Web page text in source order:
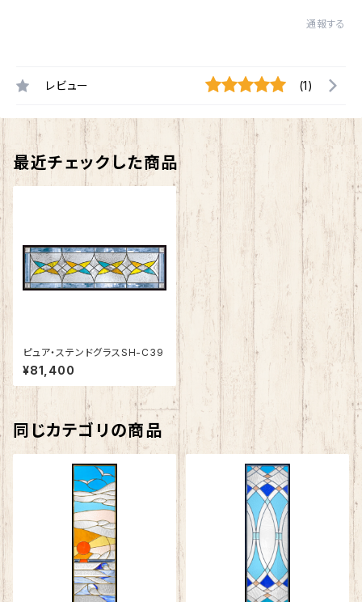
通報する
レビュー (1)
最近チェックした商品
ピュア・ステンドグラスSH-C39
¥81,400
同じカテゴリの商品